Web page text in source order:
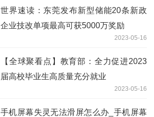
世界速读：东莞发布新型储能20条新政
企业技改单项最高可获5000万奖励
2023-05-16
【全球聚看点】教育部：全力促进2023
届高校毕业生高质量充分就业
2023-05-16
手机屏幕失灵无法滑屏怎么办_手机屏幕